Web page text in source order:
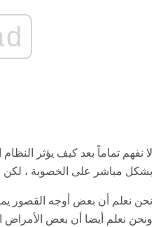
لا نفهم تماماً بعد كيف يؤثر النظام
بشكل مباشر على الخصوبة ، لكن
نحن نعلم أن بعض أوجه القصور
ونحن نعلم أيضا أن بعض الأمراض